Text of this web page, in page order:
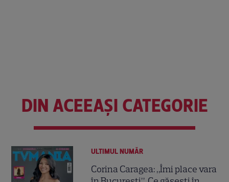
DIN ACEEAȘI CATEGORIE
ULTIMUL NUMĂR
Corina Caragea: „Îmi place vara